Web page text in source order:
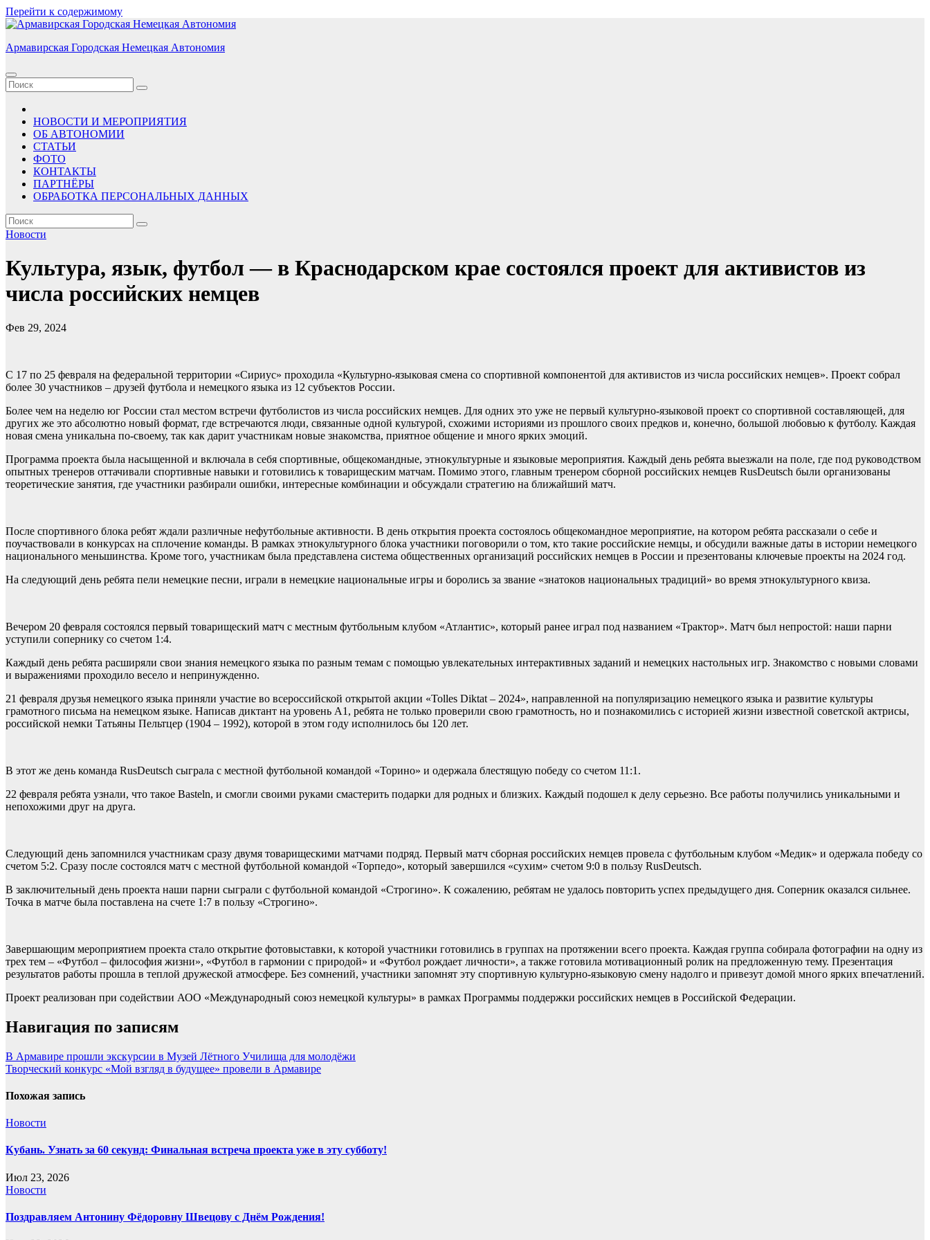
Перейти к содержимому
Армавирская Городская Немецкая Автономия
НОВОСТИ И МЕРОПРИЯТИЯ
ОБ АВТОНОМИИ
СТАТЬИ
ФОТО
КОНТАКТЫ
ПАРТНЁРЫ
ОБРАБОТКА ПЕРСОНАЛЬНЫХ ДАННЫХ
Новости
Культура, язык, футбол — в Краснодарском крае состоялся проект для активистов из
числа российских немцев
Фев 29, 2024
С 17 по 25 февраля на федеральной территории «Сириус» проходила «Культурно-языковая смена со спортивной компонентой для активистов из числа российских немцев». Проект собрал
более 30 участников – друзей футбола и немецкого языка из 12 субъектов России.
Более чем на неделю юг России стал местом встречи футболистов из числа российских немцев. Для одних это уже не первый культурно-языковой проект со спортивной составляющей, для
других же это абсолютно новый формат, где встречаются люди, связанные одной культурой, схожими историями из прошлого своих предков и, конечно, большой любовью к футболу. Каждая
новая смена уникальна по-своему, так как дарит участникам новые знакомства, приятное общение и много ярких эмоций.
Программа проекта была насыщенной и включала в себя спортивные, общекомандные, этнокультурные и языковые мероприятия. Каждый день ребята выезжали на поле, где под руководством
опытных тренеров оттачивали спортивные навыки и готовились к товарищеским матчам. Помимо этого, главным тренером сборной российских немцев RusDeutsch были организованы
теоретические занятия, где участники разбирали ошибки, интересные комбинации и обсуждали стратегию на ближайший матч.
После спортивного блока ребят ждали различные нефутбольные активности. В день открытия проекта состоялось общекомандное мероприятие, на котором ребята рассказали о себе и
поучаствовали в конкурсах на сплочение команды. В рамках этнокультурного блока участники поговорили о том, кто такие российские немцы, и обсудили важные даты в истории немецкого
национального меньшинства. Кроме того, участникам была представлена система общественных организаций российских немцев в России и презентованы ключевые проекты на 2024 год.
На следующий день ребята пели немецкие песни, играли в немецкие национальные игры и боролись за звание «знатоков национальных традиций» во время этнокультурного квиза.
Вечером 20 февраля состоялся первый товарищеский матч с местным футбольным клубом «Атлантис», который ранее играл под названием «Трактор». Матч был непростой: наши парни
уступили сопернику со счетом 1:4.
Каждый день ребята расширяли свои знания немецкого языка по разным темам с помощью увлекательных интерактивных заданий и немецких настольных игр. Знакомство с новыми словами
и выражениями проходило весело и непринужденно.
21 февраля друзья немецкого языка приняли участие во всероссийской открытой акции «Tolles Diktat – 2024», направленной на популяризацию немецкого языка и развитие культуры
грамотного письма на немецком языке. Написав диктант на уровень А1, ребята не только проверили свою грамотность, но и познакомились с историей жизни известной советской актрисы,
российской немки Татьяны Пельтцер (1904 – 1992), которой в этом году исполнилось бы 120 лет.
В этот же день команда RusDeutsch сыграла с местной футбольной командой «Торино» и одержала блестящую победу со счетом 11:1.
22 февраля ребята узнали, что такое Basteln, и смогли своими руками смастерить подарки для родных и близких. Каждый подошел к делу серьезно. Все работы получились уникальными и
непохожими друг на друга.
Следующий день запомнился участникам сразу двумя товарищескими матчами подряд. Первый матч сборная российских немцев провела с футбольным клубом «Медик» и одержала победу со
счетом 5:2. Сразу после состоялся матч с местной футбольной командой «Торпедо», который завершился «сухим» счетом 9:0 в пользу RusDeutsch.
В заключительный день проекта наши парни сыграли с футбольной командой «Строгино». К сожалению, ребятам не удалось повторить успех предыдущего дня. Соперник оказался сильнее.
Точка в матче была поставлена на счете 1:7 в пользу «Строгино».
Завершающим мероприятием проекта стало открытие фотовыставки, к которой участники готовились в группах на протяжении всего проекта. Каждая группа собирала фотографии на одну из
трех тем – «Футбол – философия жизни», «Футбол в гармонии с природой» и «Футбол рождает личности», а также готовила мотивационный ролик на предложенную тему. Презентация
результатов работы прошла в теплой дружеской атмосфере. Без сомнений, участники запомнят эту спортивную культурно-языковую смену надолго и привезут домой много ярких впечатлений.
Проект реализован при содействии АОО «Международный союз немецкой культуры» в рамках Программы поддержки российских немцев в Российской Федерации.
Навигация по записям
В Армавире прошли экскурсии в Музей Лётного Училища для молодёжи
Творческий конкурс «Мой взгляд в будущее» провели в Армавире
Похожая запись
Новости
Кубань. Узнать за 60 секунд: Финальная встреча проекта уже в эту субботу!
Июл 23, 2026
Новости
Поздравляем Антонину Фёдоровну Швецову с Днём Рождения!